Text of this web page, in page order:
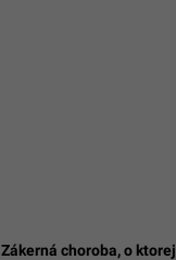
Zákerná choroba, o